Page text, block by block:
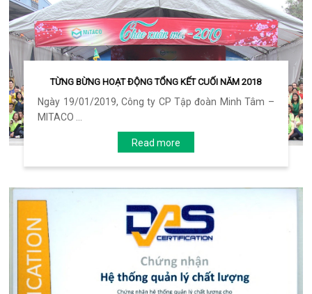
TỪNG BỪNG HOẠT ĐỘNG TỔNG KẾT CUỐI NĂM 2018
Ngày 19/01/2019, Công ty CP Tập đoàn Minh Tâm –
MITACO ...
Read more